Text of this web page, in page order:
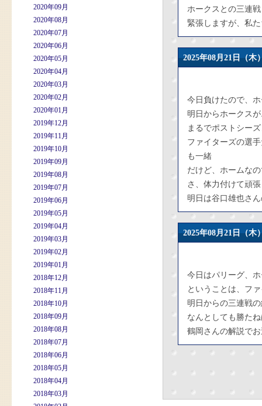
2020年09月
2020年08月
2020年07月
2020年06月
2020年05月
2020年04月
2020年03月
2020年02月
2020年01月
2019年12月
2019年11月
2019年10月
2019年09月
2019年08月
2019年07月
2019年06月
2019年05月
2019年04月
2019年03月
2019年02月
2019年01月
2018年12月
2018年11月
2018年10月
2018年09月
2018年08月
2018年07月
2018年06月
2018年05月
2018年04月
2018年03月
ホークスとの三連戦
緊張しますが、私
2025年08月21日
今日負けたので、
明日からホークス
まるでポストシー
ファイターズの選
も一緒
だけど、ホームな
さ、体力付けて頑
明日は谷口雄也さ
2025年08月21日
今日はパリーグ、
ということは、フ
明日からの三連戦
なんとしても勝た
鶴岡さんの解説で